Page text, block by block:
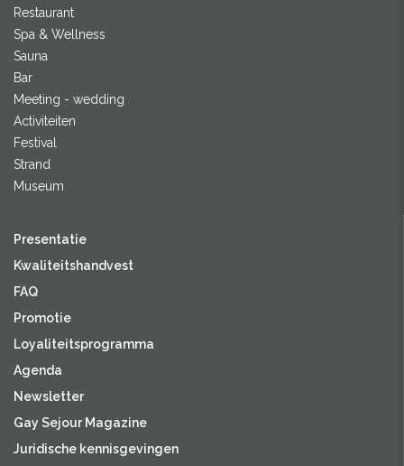
Restaurant
Spa & Wellness
Sauna
Bar
Meeting - wedding
Activiteiten
Festival
Strand
Museum
Presentatie
Kwaliteitshandvest
FAQ
Promotie
Loyaliteitsprogramma
Agenda
Newsletter
Gay Sejour Magazine
Juridische kennisgevingen